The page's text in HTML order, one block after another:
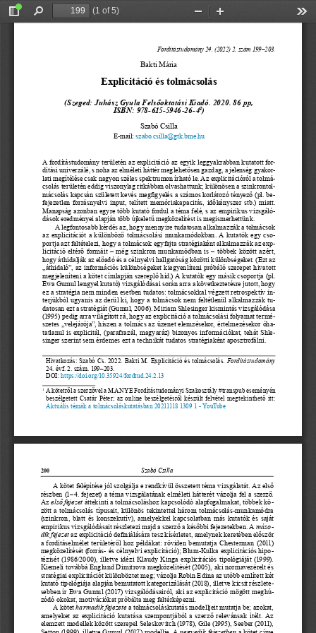
Toggle
Find
(1 of 5)
Zoom
Fordítástudomány 24. (2022) 2. szám 199‒203.
Bakti Mária
Explicitáció és tolmácsolás
(Szeged: Juhász Gyula Felsőoktatási Kiadó. 2020. 86 pp,
ISBN: 978-615-5946-26-41)
Szabó Csilla
E-mail: szabo.csilla@gtk.bme.hu
A fordítástudomány területén az explicitáció az egyik leggyakrabban kutatott for-
dítási univerzálé, s noha az elméleti háttér meglehetősen gazdag, a jelenség gyakor-
lati megítélése csak nagyon széles spektrumon írható le. Az explicitációról a tolmá-
csolás területén eddig viszonylag ritkábban olvashattunk; különösen a szinkrontol-
mácsolás kapcsán született kevés megfigyelés a számos korlátozó tényező (pl. be-
fejezetlen forrásnyelvi input, telített memóriakapacitás, időkényszer stb.) miatt.
Manapság azonban egyre több kutató fordul a téma felé, s az empirikus vizsgáló-
dások eredményei alapján több újkeletű megközelítést is megismerhettünk.
A legfontosabb kérdés az, hogy mennyire tudatosan alkalmazzák a tolmácsok
az explicitációt a különböző tolmácsolási munkamódokban. A kutatók egy cso-
portja azt feltételezi, hogy a tolmácsok egyfajta stratégiaként alkalmazzák az exp-
licitáció eltérő formáit – még szinkron munkamódban is – többek között azért,
hogy áthidalják az előadó és a célnyelvi hallgatóság közötti különbségeket. (Ezt az
„áthidaló”, az információs különbségeket kiegyenlíteni próbáló szerepet hivatott
megjeleníteni a kötet címlapján szereplő híd.) A kutatók egy másik csoportja (pl.
Ewa Gumul lengyel kutató) vizsgálódásai során arra a következtetésre jutott, hogy
ez a stratégia nem minden esetben tudatos: tolmácsokkal végzett retrospektív in-
terjúkból ugyanis az derül ki, hogy a tolmácsok nem feltétlenül alkalmazzák tu-
datosan ezt a stratégiát (Gumul, 2006). Miriam Shlesinger kismintás vizsgálódása
(1995) pedig arra világított rá, hogy az explicitáció a tolmácsolási folyamat termé-
szetes „velejárója”, hiszen a tolmács az üzenet elemzésekor, értelmezésekor óha-
tatlanul is explicitál, (parafrazál, magyaráz) bizonyos információkat, tehát Shle-
singer szerint sem érdemes ezt a technikát tudatos stratégiaként aposztrofálni.
1 A  kötetről a szerzővel a MANYE Fordítástudományi Szakosztály #transpub eseményén
beszélgetett Csatár Péter; az online beszélgetésről készült felvétel megtekinthető itt:
Aktuális témák a tolmácsoláskutatásban 20211118 1309 1 - YouTube
Hivatkozás: Szabó Cs. 2022. Bakti M. Explicitáció és tolmácsolás.
Fordítástudomány
24. évf. 2. szám. 199‒203.
DOI: https://doi.org/10.35924/fordtud.24.2.13
200 Szabó Csilla
A  kötet felépítése jól szolgálja e rendkívül összetett téma vizsgálatát. Az első
részben (1–4. fejezet) a téma vizsgálatának elméleti hátterét vázolja fel a szerző.
Az első fejezet áttekinti a tolmácsoláshoz kapcsolódó alapfogalmakat, többek kö-
zött  a  tolmácsolás  típusait,  különös  tekintettel  három  tolmácsolás-munkamódra
(szinkron, blatt és konszekutív), amelyekkel kapcsolatban más kutatók és saját
empirikus vizsgálódásait részletezi majd a szerző a későbbi fejezetekben. A máso-
dik fejezet az explicitáció definiálására tesz kísérletet, amelynek keretében először
a fordításelmélet területéről hoz példákat: röviden bemutatja Chesterman (2011)
megközelítését (forrás- és célnyelvi explicitáció); Blum-Kulka explicitációs hipo-
tézisét (1986/2000), illetve idézi Klaudy Kinga explicitációs tipológiáját (1999).
Kiemeli továbbá Englund Dimitrova megközelítését (2005), aki normavezérelt és
stratégiai explicitációt különböztet meg; vázolja Robin Edina az utóbb említett két
kutató tipológiája alapján bemutatott kategorizálását (2018), illetve kicsit részlete-
sebben ír Ewa Gumul (2017) vizsgálódásairól, aki az explicitáció mögött meghú-
zódó okokat, motivációkat próbálta meg feltérképezni.
A kötet harmadik fejezete a tolmácsoláskutatás modelljeit mutatja be; azokat,
amelyeket az explicitáció kutatása szempontjából a szerző relevánsak ítélt. Az
elemzett modellek között szerepel Seleskovitch (1978), Gile (1995), Seeber (2011),
Setton (1999), illetve Gumul (2017) modellje. A negyedik fejezetben a kötet címe